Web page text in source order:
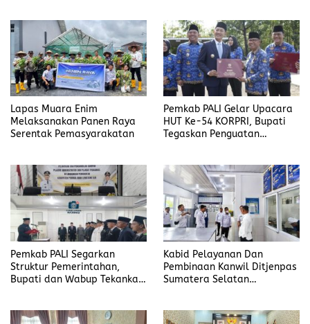
Lapas Muara Enim
Melaksanakan Panen Raya
Serentak Pemasyarakatan
Pemkab PALI Gelar Upacara
HUT Ke-54 KORPRI, Bupati
Tegaskan Penguatan
Pemkab PALI Segarkan
Struktur Pemerintahan,
Bupati dan Wabup Tekankan
Kabid Pelayanan Dan
Pembinaan Kanwil Ditjenpas
Sumatera Selatan
Ada Di Lapas Muara Enim